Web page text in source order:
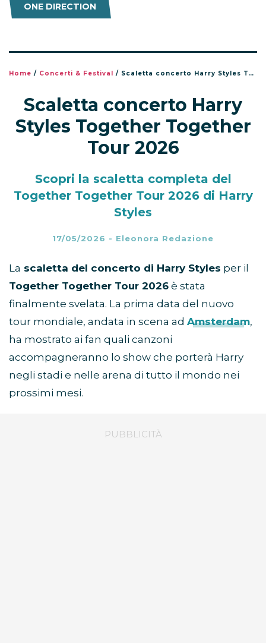
ONE DIRECTION
Home / Concerti & Festival / Scaletta concerto Harry Styles Together Together Tour 2026
Scaletta concerto Harry
Styles Together Together
Tour 2026
Scopri la scaletta completa del
Together Together Tour 2026 di Harry
Styles
17/05/2026 - Eleonora Redazione
La scaletta del concerto di Harry Styles per il
Together Together Tour 2026 è stata
finalmente svelata. La prima data del nuovo
tour mondiale, andata in scena ad Amsterdam,
ha mostrato ai fan quali canzoni
accompagneranno lo show che porterà Harry
negli stadi e nelle arena di tutto il mondo nei
prossimi mesi.